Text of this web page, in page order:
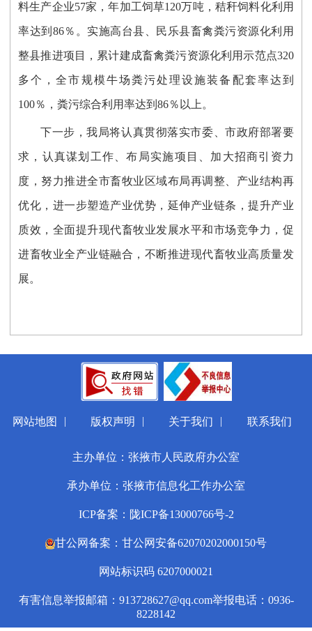
料生产企业57家，年加工饲草120万吨，秸秆饲料化利用
率达到86％。实施高台县、民乐县畜禽粪污资源化利用
整县推进项目，累计建成畜禽粪污资源化利用 示范点320
多个，全市规模牛场粪污处理设施装备配套率达到
100％，粪污综合利用率达到86％以上。
下一步，我局将认真贯彻落实市委、市政府部署要
求，认真谋划 工作 、布局实施项目、 加大招商引资力
度 ， 努力推进全市畜牧业区域布局再调整、产业结构再
优化， 进一步塑造产业优势， 延伸产业链条，提升产业
质效， 全面提升现代畜牧业发展水平和市场竞争力 ，促
进畜牧业全产业链融合，不断推进现代畜牧业高质量发
展。
网站地图 | 版权声明 | 关于我们 | 联系我们
主办单位：张掖市人民政府办公室
承办单位：张掖市信息化工作办公室
ICP备案：陇ICP备13000766号-2
甘公网备案：甘公网安备62070202000150号
网站标识码 6207000021
有害信息举报邮箱：913728627@qq.com举报电话：0936-
8228142